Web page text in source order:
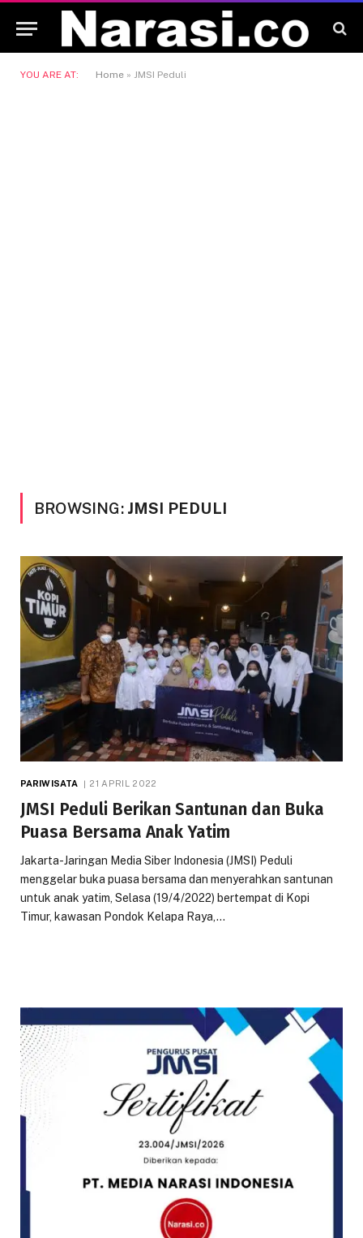
YOU ARE AT: Home » JMSI Peduli
BROWSING: JMSI PEDULI
PARIWISATA 21 APRIL 2022
JMSI Peduli Berikan Santunan dan Buka
Puasa Bersama Anak Yatim
Jakarta-Jaringan Media Siber Indonesia (JMSI) Peduli
menggelar buka puasa bersama dan menyerahkan santunan
untuk anak yatim, Selasa (19/4/2022) bertempat di Kopi
Timur, kawasan Pondok Kelapa Raya,…